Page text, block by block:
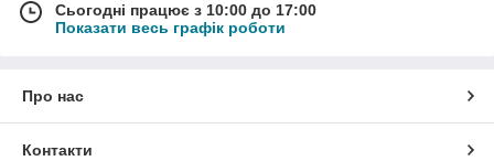
Сьогодні працює з 10:00 до 17:00
Показати весь графік роботи
Про нас
Контакти